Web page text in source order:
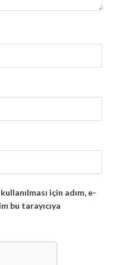
için adım, e-
bu tarayıcıya